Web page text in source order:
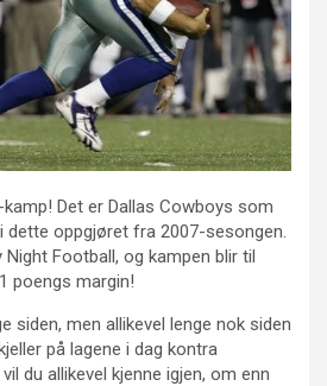
Det er Dallas Cowboys som
oppgjøret fra 2007-sesongen.
Football, og kampen blir til
poengs margin!
siden, men allikevel lenge nok siden
på lagene i dag kontra
du allikevel kjenne igjen, om enn